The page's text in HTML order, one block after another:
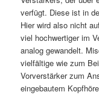
verfügt. Diese ist in
Hier wird also nicht
viel hochwertiger im
analog gewandelt.
vielfältige wie zum
Vorverstärker zum
eingebautem